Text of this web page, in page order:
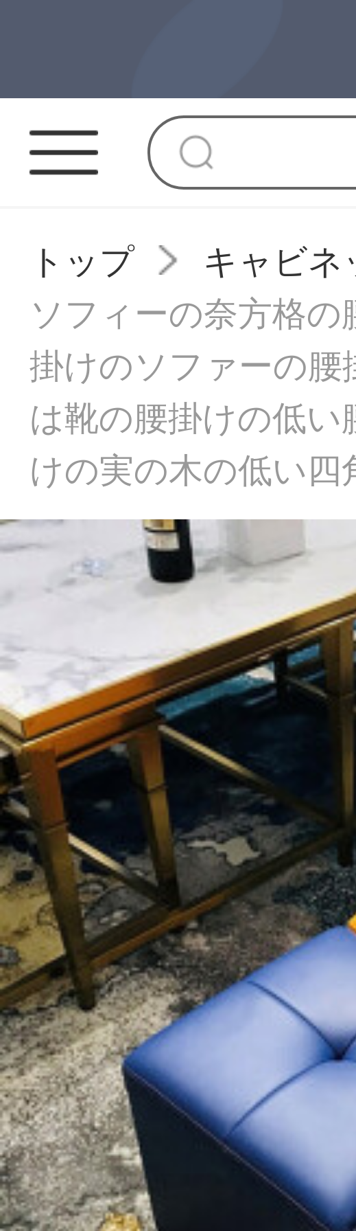
トップ
キャビネ
ソフィーの奈方格
掛けのソファーの
は靴の腰掛けの低
けの実の木の低い四